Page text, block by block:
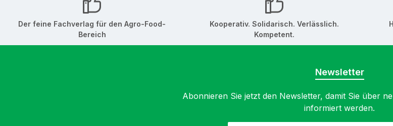
Der feine Fachverlag für den Agro-Food-
Bereich
Kooperativ. Solidarisch. Verlässlich.
Kompetent.
Newsletter
Abonnieren Sie jetzt den Newsletter, damit Sie über
informiert werden.